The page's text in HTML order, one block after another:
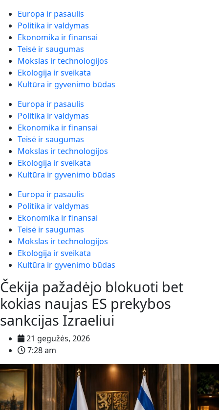
Europa ir pasaulis
Politika ir valdymas
Ekonomika ir finansai
Teisė ir saugumas
Mokslas ir technologijos
Ekologija ir sveikata
Kultūra ir gyvenimo būdas
Europa ir pasaulis
Politika ir valdymas
Ekonomika ir finansai
Teisė ir saugumas
Mokslas ir technologijos
Ekologija ir sveikata
Kultūra ir gyvenimo būdas
Europa ir pasaulis
Politika ir valdymas
Ekonomika ir finansai
Teisė ir saugumas
Mokslas ir technologijos
Ekologija ir sveikata
Kultūra ir gyvenimo būdas
Čekija pažadėjo blokuoti bet
kokias naujas ES prekybos
sankcijas Izraeliui
21 gegužės, 2026
7:28 am